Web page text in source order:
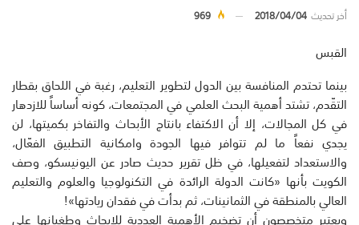
أخر تحديث2018/04/04
969
القبس
بينما تحتدم المنافسة بين الدول لتطوير التعليم، رغبة في اللحاق بقطار
التقّدم، تشتد أهمية البحث العلمي في المجتمعات، كونه أساساً للازدهار
في كل المجالات، إلا أن الاكتفاء بانتاج الأبحاث والتفاخر بكميتها، لن
يجدي نفعاً ما لم تتوافر فيها الجودة وامكانية التطبيق الفعّال،
والاستعداد لتفعيلها، في ظل تقرير حديث صادر عن اليونيسكو، وصف
الكويت بأنها «كانت الدولة الرائدة في التكنولوجيا والعلوم والتعليم
العالي بالمنطقة في الثمانينات، ثم بدأت في فقدان ريادتها»!
ويعتبر متخصصون أن تضخيم الأهمية العددية للابحاث وطغيانها على